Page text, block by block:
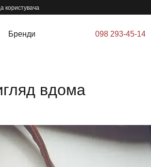
користувача
Бренди 098 293-45-14
вдома